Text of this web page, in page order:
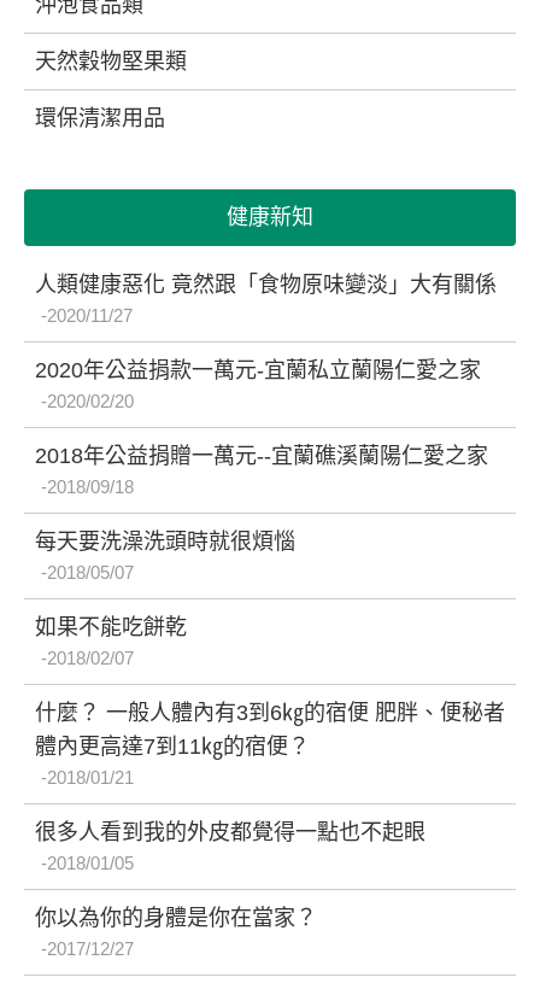
天然穀物堅果類
環保清潔用品
健康新知
人類健康惡化 竟然跟「食物原味變淡」大有關係
2020/11/27
2020年公益捐款一萬元-宜蘭私立蘭陽仁愛之家
2020/02/20
2018年公益捐贈一萬元--宜蘭礁溪蘭陽仁愛之家
2018/09/18
每天要洗澡洗頭時就很煩惱
2018/05/07
如果不能吃餅乾
2018/02/07
什麼？ 一般人體內有3到6㎏的宿便 肥胖、便秘者
體內更高達7到11㎏的宿便？
2018/01/21
很多人看到我的外皮都覺得一點也不起眼
2018/01/05
你以為你的身體是你在當家？
2017/12/27